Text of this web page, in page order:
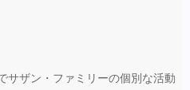
サザン・ファミリーの個別な活動